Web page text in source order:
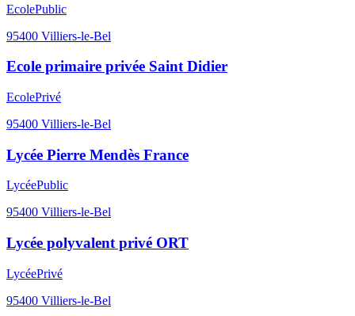
EcolePublic
95400 Villiers-le-Bel
Ecole primaire privée Saint Didier
EcolePrivé
95400 Villiers-le-Bel
Lycée Pierre Mendès France
LycéePublic
95400 Villiers-le-Bel
Lycée polyvalent privé ORT
LycéePrivé
95400 Villiers-le-Bel